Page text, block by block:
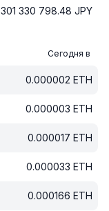
301 330 798.48 JPY
Сегодня в
0.000002 ETH
0.000003 ETH
0.000017 ETH
0.000033 ETH
0.000166 ETH